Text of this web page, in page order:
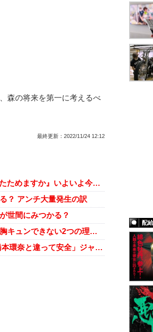
森の将来を第一に考えるべ
最終更新： 2022/11/24 12:12
中村倫也と森七菜に“クリスマスの奇跡”!?『この恋あたためますか』いよいよ今夜最終回
？ アンチ大量発生の訳
世間にみつかる？
森七菜と中村倫也に恋愛ドラマ決定報道も、視聴者が胸キュンできない2つの理由とは？
SixTONES 松村北斗の相手役に森七菜が大抜擢！「橋本環奈と違って安全」ジャニーズファンも安心のワケ
配